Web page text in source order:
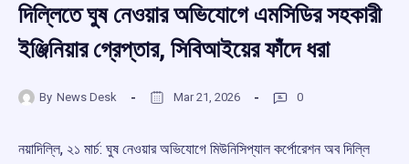
দিল্লিতে ঘুষ নেওয়ার অভিযোগে এমসিডির সহকারী
ইঞ্জিনিয়ার গ্রেপ্তার, সিবিআইয়ের ফাঁদে ধরা
By News Desk Mar 21, 2026 0
নয়াদিল্লি, ২১ মার্চ: ঘুষ নেওয়ার অভিযোগে মিউনিসিপ্যাল কর্পোরেশন অব দিল্লি